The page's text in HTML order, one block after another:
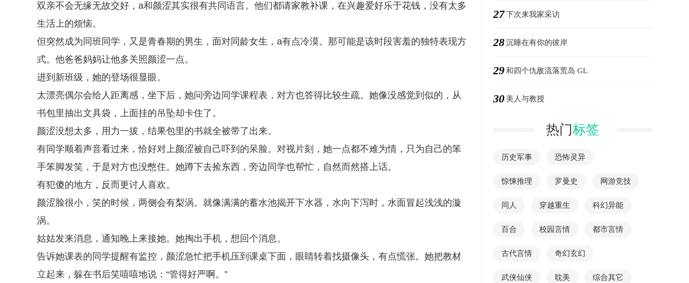
双亲不会无缘无故交好，a和颜涩其实很有共同语言。他们都请家教补课，在兴趣爱好乐于花钱，没有太多
生活上的烦恼。
但突然成为同班同学，又是青春期的男生，面对同龄女生，a有点冷漠。那可能是该时段害羞的独特表现方
式。他爸爸妈妈让他多关照颜涩一点。
进到新班级，她的登场很显眼。
太漂亮偶尔会给人距离感，坐下后，她问旁边同学课程表，对方也答得比较生疏。她像没感觉到似的，从
书包里抽出文具袋，上面挂的吊坠却卡住了。
颜涩没想太多，用力一拔，结果包里的书就全被带了出来。
有同学顺着声音看过来，恰好对上颜涩被自己吓到的呆脸。对视片刻，她一点都不难为情，只为自己的笨
手笨脚发笑，于是对方也没憋住。她蹲下去捡东西，旁边同学也帮忙，自然而然搭上话。
有犯傻的地方，反而更讨人喜欢。
颜涩脸很小，笑的时候，两侧会有梨涡。就像满满的蓄水池揭开下水器，水向下泻时，水面冒起浅浅的漩
涡。
姑姑发来消息，通知晚上来接她。她掏出手机，想回个消息。
告诉她课表的同学提醒有监控，颜涩急忙把手机压到课桌下面，眼睛转着找摄像头，有点慌张。她把教材
立起来，躲在书后笑嘻嘻地说：“管得好严啊。”
27下次来我家采访
28沉睡在有你的彼岸
29和四个仇敌流落荒岛 GL
30 美人与教授
热门标签
历史军事 恐怖灵异
惊悚推理 罗曼史 网游竞技
同人 穿越重生 科幻异能
百合 校园言情 都市言情
古代言情 奇幻玄幻
武侠仙侠 耽美 综合其它